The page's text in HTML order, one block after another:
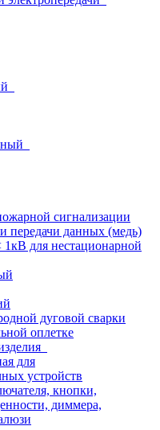
сигнализации
передачи данных (медь)
1кВ для нестационарной
дуговой сварки
оплетке
для
устройств
кнопки,
диммера,